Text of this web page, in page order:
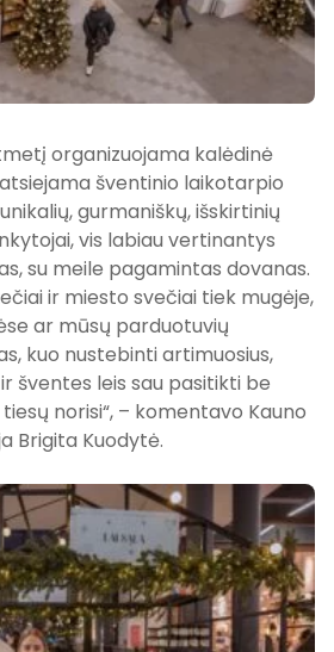
organizuojama kalėdinė
šventinio laikotarpio
gurmaniškų, išskirtinių
vis labiau vertinantys
su meile pagamintas dovanas.
ir miesto svečiai tiek mugėje,
ar mūsų parduotuvių
kuo nustebinti artimuosius,
šventes leis sau pasitikti be
norisi“, – komentavo Kauno
Brigita Kuodytė.